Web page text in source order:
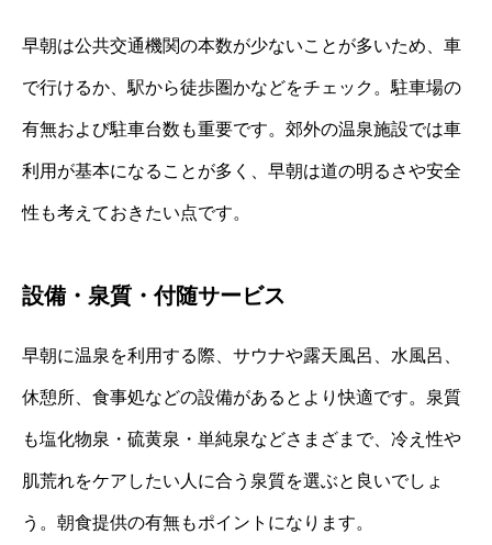
早朝は公共交通機関の本数が少ないことが多いため、車
で行けるか、駅から徒歩圏かなどをチェック。駐車場の
有無および駐車台数も重要です。郊外の温泉施設では車
利用が基本になることが多く、早朝は道の明るさや安全
性も考えておきたい点です。
設備・泉質・付随サービス
早朝に温泉を利用する際、サウナや露天風呂、水風呂、
休憩所、食事処などの設備があるとより快適です。泉質
も塩化物泉・硫黄泉・単純泉などさまざまで、冷え性や
肌荒れをケアしたい人に合う泉質を選ぶと良いでしょ
う。朝食提供の有無もポイントになります。